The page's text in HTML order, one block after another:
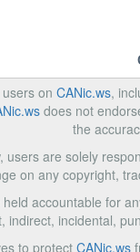
on CANic.ws,
does not
the
users are solely
on any copyright,
accountable for
indirect, incidental,
to protect CANic.ws